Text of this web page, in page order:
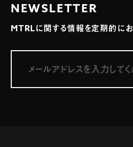
NEWSLETTER
MTRLに関する情報を定期的にお